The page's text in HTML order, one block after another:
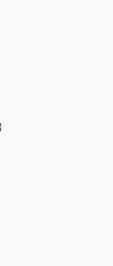
linkki